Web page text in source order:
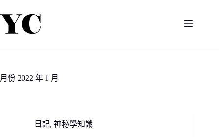
至
月份 2022 年 1 月
日記, 神秘學知識